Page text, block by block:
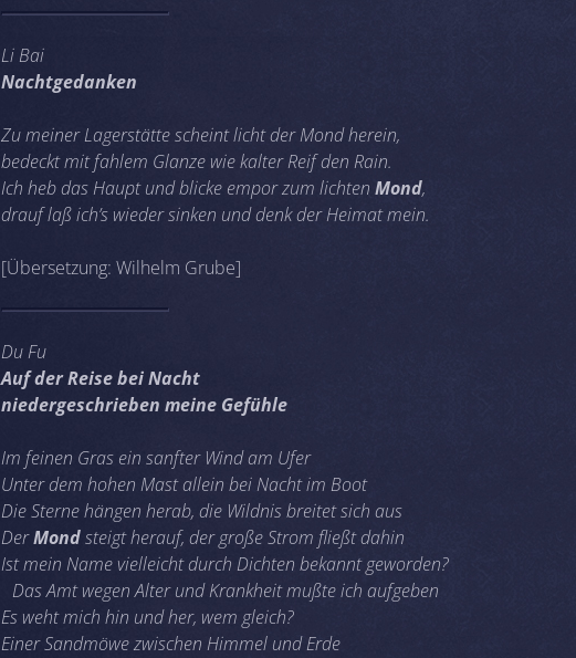
Li Bai
Nachtgedanken
Zu meiner Lagerstätte scheint licht der Mond herein,
bedeckt mit fahlem Glanze wie kalter Reif den Rain.
Ich heb das Haupt und blicke empor zum lichten Mond,
drauf laß ich’s wieder sinken und denk der Heimat mein.
[Übersetzung: Wilhelm Grube]
Du Fu
Auf der Reise bei Nacht
niedergeschrieben meine Gefühle
Im feinen Gras ein sanfter Wind am Ufer
Unter dem hohen Mast allein bei Nacht im Boot
Die Sterne hängen herab, die Wildnis breitet sich aus
DerMondsteigt herauf, der große Strom fließt dahin
Ist mein Name vielleicht durch Dichten bekannt geworden?
Das Amt wegen Alter und Krankheit mußte ich aufgeben
Es weht mich hin und her, wem gleich?
Einer Sandmöwe zwischen Himmel und Erde